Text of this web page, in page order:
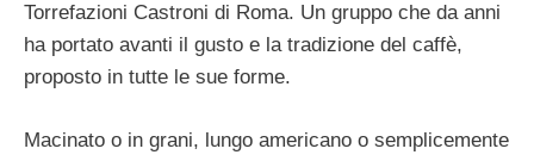
Torrefazioni Castroni di Roma. Un gruppo che da anni
ha portato avanti il gusto e la tradizione del caffè,
proposto in tutte le sue forme.
Macinato o in grani, lungo americano o semplicemente